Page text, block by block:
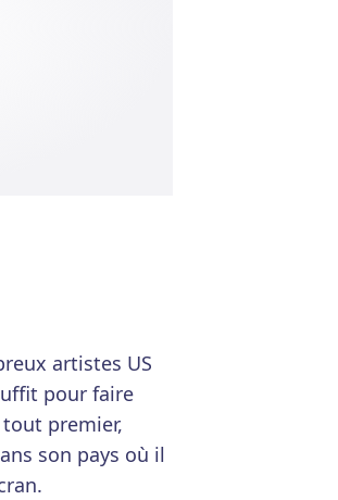
artistes US
pour faire
premier,
son pays où il